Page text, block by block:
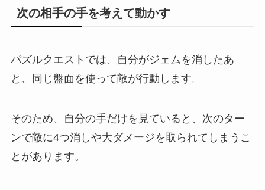
次の相手の手を考えて動かす
パズルクエストでは、自分がジェムを消したあ
と、同じ盤面を使って敵が行動します。
そのため、自分の手だけを見ていると、次のター
ンで敵に4つ消しや大ダメージを取られてしまうこ
とがあります。